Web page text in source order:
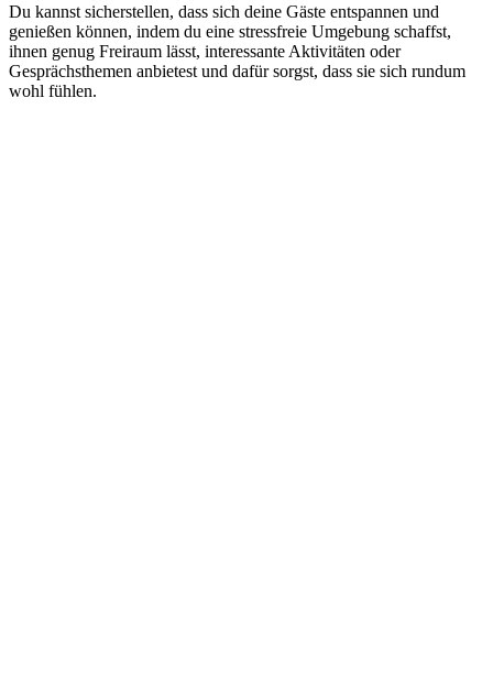
Du kannst sicherstellen, dass sich deine Gäste entspannen und
genießen können, indem du eine stressfreie Umgebung schaffst,
ihnen genug Freiraum lässt, interessante Aktivitäten oder
Gesprächsthemen anbietest und dafür sorgst, dass sie sich rundum
wohl fühlen.